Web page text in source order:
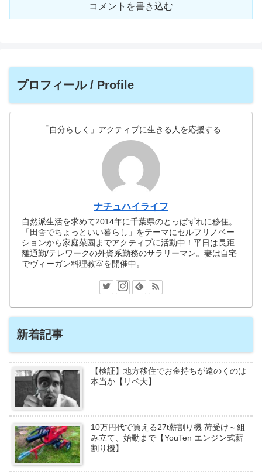
コメントを書き込む
プロフィール / Profile
「自分らしく」アクティブに生きる人を応援する
ナチュハイライフ
自然派生活を求めて2014年に千葉県のとっぱずれに移住。
「田舎でちょっといい暮らし」をテーマにセルフリノベー
ションから家庭菜園までアクティブに活動中！平日は長距
離通勤/テレワークの外資系勤務のサラリーマン。妻は自宅
でヴィーガン料理教室を開催中。
新着記事
【検証】地方移住でお金持ちが遠のくのは
本当か【リベ大】
10万円代で買える27t薪割り機 荷受け～組
み立て、始動まで【YouTen エンジン式薪
割り機】